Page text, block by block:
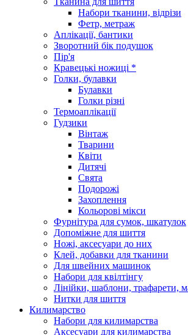
Набори тканини, відрізи
Фетр, метраж
Аплікації, бантики
Зворотний бік подушок
Пір'я
Кравецькі ножиці *
Голки, булавки
Булавки
Голки різні
Термоаплікації
Гудзики
Вінтаж
Тварини
Квіти
Дитячі
Свята
Подорожі
Захоплення
Кольорові мікси
Фурнітура для сумок, шкатулок
Допоміжне для шиття
Ножі, аксесуари до них
Клей, добавки для тканини
Для швейних машинок
Набори для квілтінгу
Лінійки, шаблони, трафарети,
Нитки для шиття
Килимарство
Набори для килимарства
Аксесуари для килимарства